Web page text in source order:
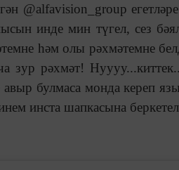
@alfavision_group
инде мин түгел, сез
һәм олы рәхмәтемне
зур рәхмәт!
авыр булмаса монда кереп
инста шапкасына